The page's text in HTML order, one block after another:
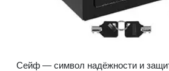
Сейф — символ надёжности и